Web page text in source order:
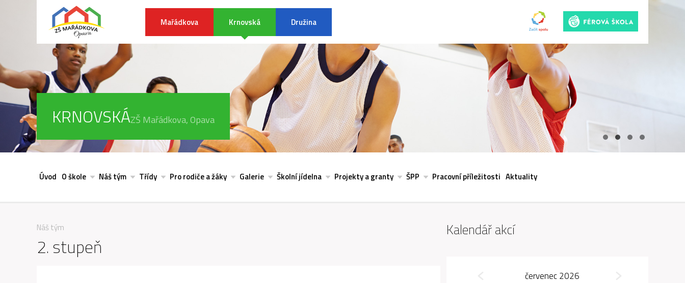
Mařádkova Krnovská Družina
KRNOVSKÁZŠ Mařádkova, Opava
Úvod O škole Náš tým Třídy Pro rodiče a žáky Galerie Školní jídelna Projekty a granty ŠPP Pracovní příležitosti Aktuality
Náš tým
2. stupeň
Kalendář akcí
červenec 2026